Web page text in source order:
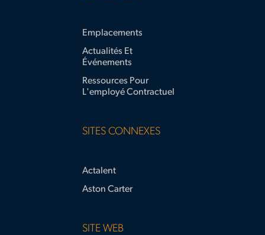
Emplacements
Actualités Et
Événements
Ressources Pour
L'employé Contractuel
SITES CONNEXES
Actalent
Aston Carter
SITE WEB